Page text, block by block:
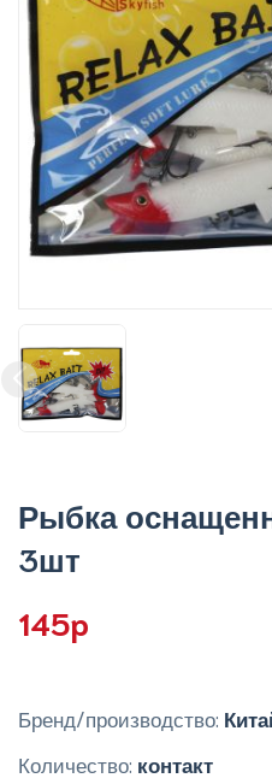
Рыбка
3шт
145p
Бренд/производство:
Количество: контакт